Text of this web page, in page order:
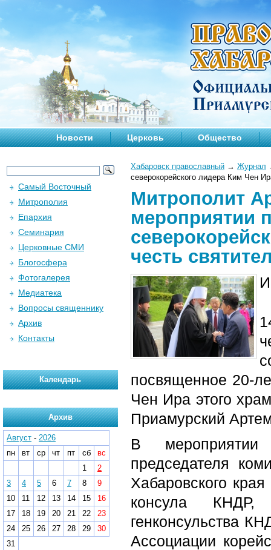
Новости Церковь Общество
Хабаровск православный → Журнал
северокорейского лидера Ким Чен
Митрополит
мероприятии
честь
посвященное 20-
Чен Ира этого
Приамурский
В мероприятии
председателя
Хабаровского
консула КНДР,
генконсульства
Ассоциации
Самый Восточный
Митрополия
Епархия
Семинария
Церковные СМИ
Блогосфера
Фотогалерея
Медиатека
Вопросы священнику
Архив
Контакты
Календарь
Архив
Август - 2026
пн
вт ср чт пт сб
вс
1
2
3
4 5 6 7 8
9
10
11 12 13 14 15
16
17
18 19 20 21 22
23
24
25 26 27 28 29
30
31